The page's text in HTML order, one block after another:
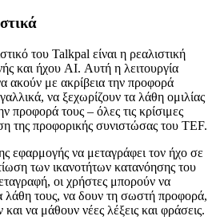
του Talkpal είναι η ρεαλιστική
και ήχου AI. Αυτή η λειτουργία
ακούν με ακρίβεια την προφορά
να ξεχωρίζουν τα λάθη ομιλίας
προφορά τους – όλες τις κρίσιμες
της προφορικής συνιστώσας του TEF.
εφαρμογής να μεταγράφει τον ήχο σε
των ικανοτήτων κατανόησης του
οι χρήστες μπορούν να
λάθη τους, να δουν τη σωστή προφορά,
να μάθουν νέες λέξεις και φράσεις.